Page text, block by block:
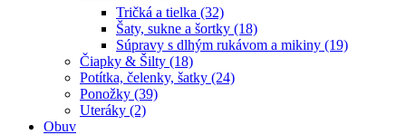
Tričká a tielka (32)
Šaty, sukne a šortky (18)
Súpravy s dlhým rukávom a mikiny (19)
Čiapky & Šilty (18)
Potítka, čelenky, šatky (24)
Ponožky (39)
Uteráky (2)
Obuv